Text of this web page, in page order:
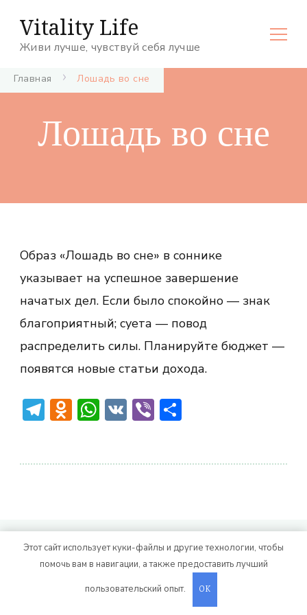
Vitality Life
Живи лучше, чувствуй себя лучше
Главная Лошадь во сне
Лошадь во сне
Образ «Лошадь во сне» в соннике
указывает на успешное завершение
начатых дел. Если было спокойно — знак
благоприятный; суета — повод
распределить силы. Планируйте бюджет —
появятся новые статьи дохода.
Telegram
Odnoklassniki
WhatsApp
VKViber
© Авторское право 2026 Vitality Life. Все права
защищены.CoachPress Lite | от автора
Blossom Themes. На платформеWordPress
Этот сайт использует куки-файлы и другие технологии, чтобы
помочь вам в навигации, а также предоставить лучший
пользовательский опыт.
OK